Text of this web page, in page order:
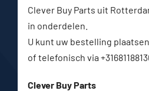
Clever Buy Parts uit
in onderdelen.
U kunt uw bestelling
of telefonisch via
Clever Buy Parts